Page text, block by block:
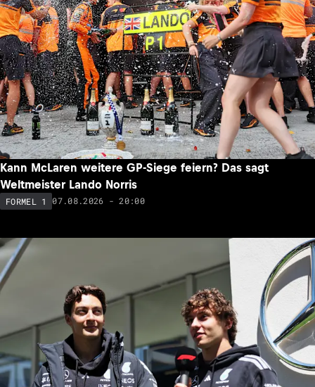
Kann McLaren weitere GP-Siege feiern? Das sagt
Weltmeister Lando Norris
FORMEL 1 07.08.2026 - 20:00